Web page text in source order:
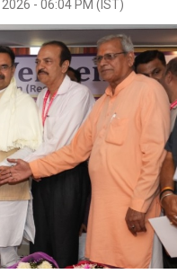
- 06:04 PM (IST)